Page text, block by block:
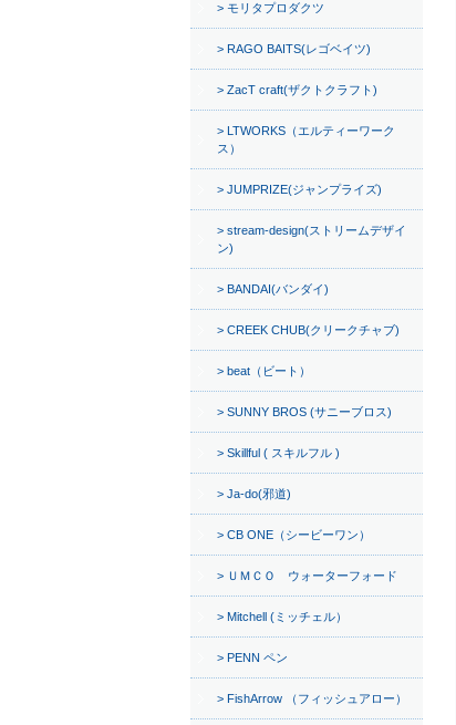
モリタプロダクツ
RAGO BAITS(レゴベイツ)
ZacT craft(ザクトクラフト)
LTWORKS（エルティーワーク
ス）
JUMPRIZE(ジャンプライズ)
stream-design(ストリームデザイ
ン)
BANDAI(バンダイ)
CREEK CHUB(クリークチャブ)
beat（ビート）
SUNNY BROS (サニーブロス)
Skillful ( スキルフル )
Ja-do(邪道)
CB ONE（シービーワン）
ＵＭＣＯ ウォーターフォード
Mitchell (ミッチェル）
PENN ペン
FishArrow （フィッシュアロー）